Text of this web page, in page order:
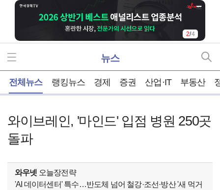
2/4
뉴스
전체뉴스 랭킹뉴스 경제 증권 산업·IT 부동산
와이브레인, '마인드' 입점 병원 250곳
돌파
와우넷 오늘장전략
'AI 데이터센터' 특수…반도체 넘어 철강·조선·방산 '새 먹거